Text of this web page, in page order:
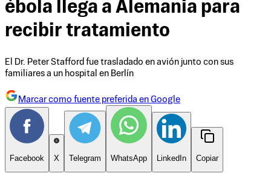
ébola llega a Alemania para
recibir tratamiento
El Dr. Peter Stafford fue trasladado en avión junto con sus
familiares a un hospital en Berlín
Marcar como fuente preferida en Google
Facebook X Telegram WhatsApp LinkedIn Copiar